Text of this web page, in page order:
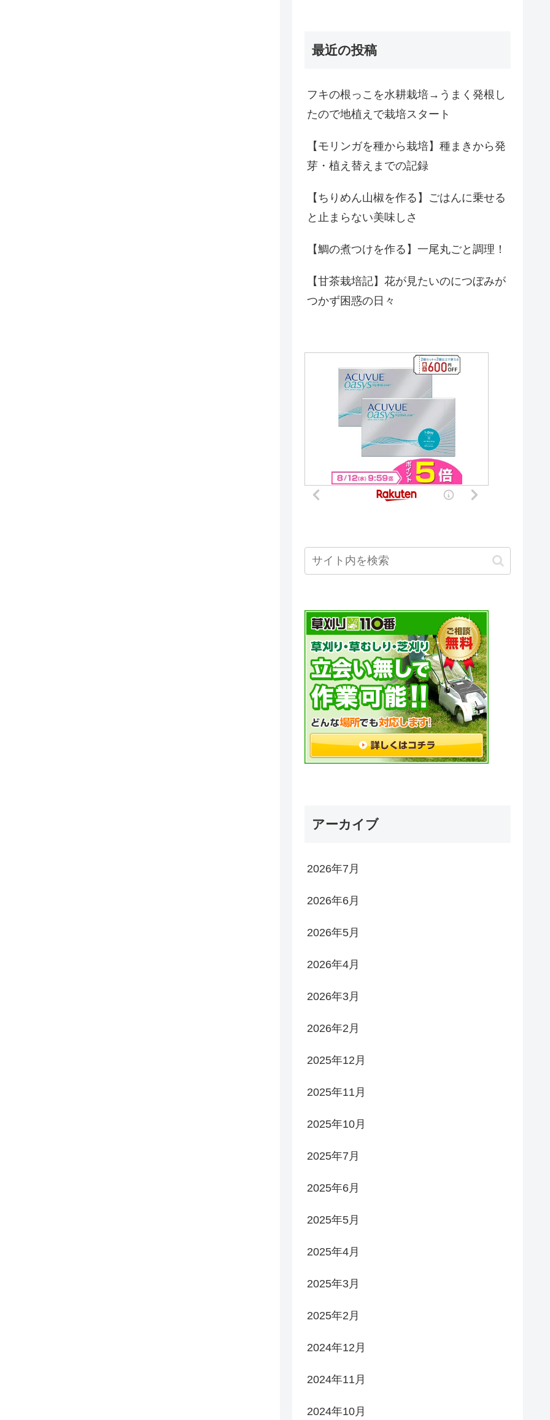
最近の投稿
フキの根っこを水耕栽培→うまく発根し
たので地植えで栽培スタート
【モリンガを種から栽培】種まきから発
芽・植え替えまでの記録
【ちりめん山椒を作る】ごはんに乗せる
と止まらない美味しさ
【鯛の煮つけを作る】一尾丸ごと調理！
【甘茶栽培記】花が見たいのにつぼみが
つかず困惑の日々
アーカイブ
2026年7月
2026年6月
2026年5月
2026年4月
2026年3月
2026年2月
2025年12月
2025年11月
2025年10月
2025年7月
2025年6月
2025年5月
2025年4月
2025年3月
2025年2月
2024年12月
2024年11月
2024年10月